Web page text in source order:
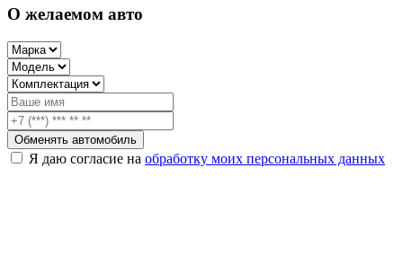
О желаемом авто
Обменять автомобиль
Я даю согласие на обработку моих персональных данных